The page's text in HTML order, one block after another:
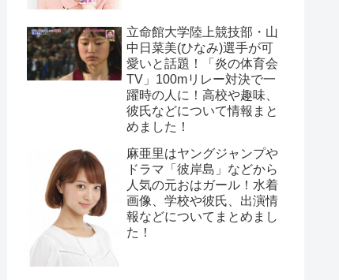
立命館大学陸上競技部・山
中日菜美(ひなみ)選手が可
愛いと話題！「炎の体育会
TV」100mリレー対決で一
躍時の人に！高校や趣味、
彼氏などについて情報まと
めました！
麻亜里はヤングジャンプや
ドラマ「彼岸島」などから
人気の元おはガール！水着
画像、学校や彼氏、出演情
報などについてまとめまし
た！